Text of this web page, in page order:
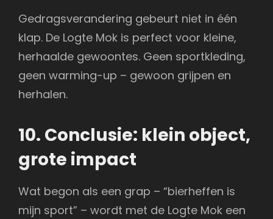
Gedragsverandering gebeurt niet in één
klap. De Logte Mok is perfect voor kleine,
herhaalde gewoontes. Geen sportkleding,
geen warming-up – gewoon grijpen en
herhalen.
10. Conclusie: klein object,
grote impact
Wat begon als een grap – “bierheffen is
mijn sport” – wordt met de Logte Mok een